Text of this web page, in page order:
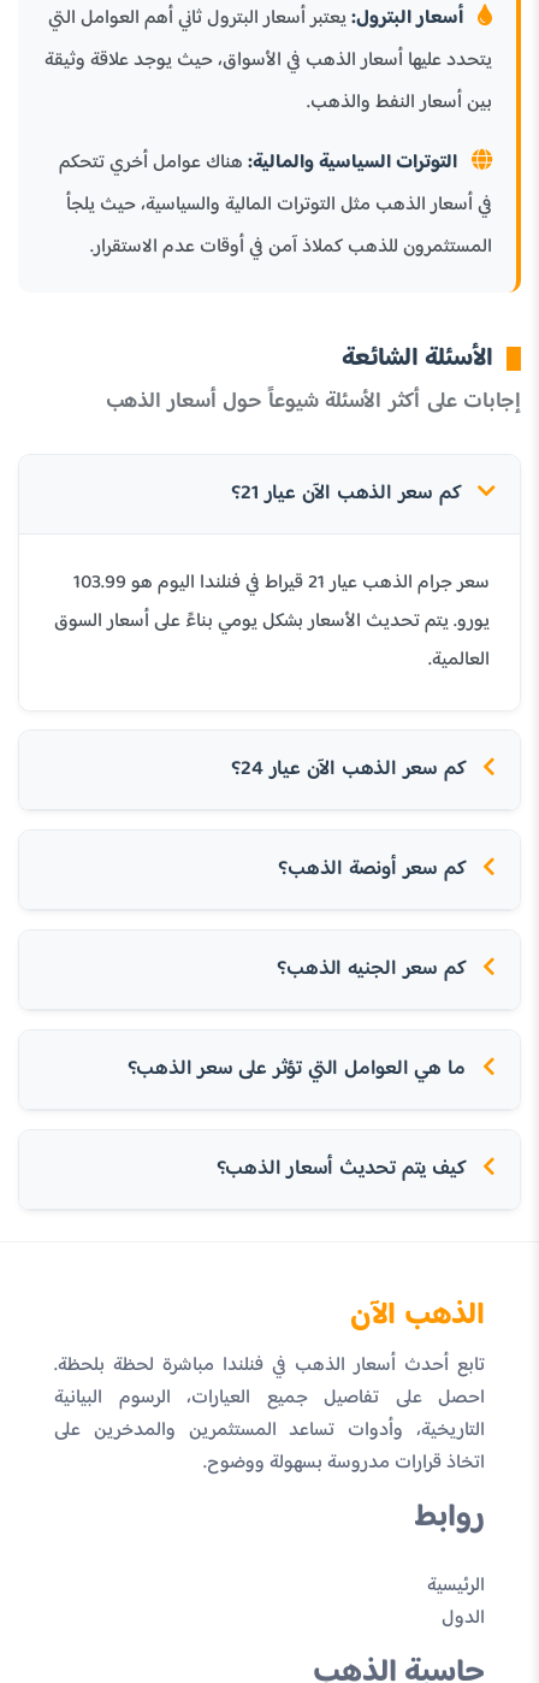
أسعار البترول:يعتبر أسعار البترول ثاني أهم العوامل التي
يتحدد عليها أسعار الذهب في الأسواق، حيث يوجد علاقة وثيقة
بين أسعار النفط والذهب.
التوترات السياسية والمالية:هناك عوامل أخري تتحكم
في أسعار الذهب مثل التوترات المالية والسياسية، حيث يلجأ
المستثمرون للذهب كملاذ آمن في أوقات عدم الاستقرار.
الأسئلة الشائعة
إجابات على أكثر الأسئلة شيوعاً حول أسعار الذهب
كم سعر الذهب الآن عيار 21؟
سعر جرام الذهب عيار 21 قيراط في فنلندا اليوم هو 103.99
يورو. يتم تحديث الأسعار بشكل يومي بناءً على أسعار السوق
العالمية.
كم سعر الذهب الآن عيار 24؟
كم سعر أونصة الذهب؟
كم سعر الجنيه الذهب؟
ما هي العوامل التي تؤثر على سعر الذهب؟
كيف يتم تحديث أسعار الذهب؟
الذهب الآن
تابع أحدث أسعار الذهب في فنلندا مباشرة لحظة بلحظة.
احصل على تفاصيل جميع العيارات، الرسوم البيانية
التاريخية، وأدوات تساعد المستثمرين والمدخرين على
اتخاذ قرارات مدروسة بسهولة ووضوح.
روابط
الرئيسية
الدول